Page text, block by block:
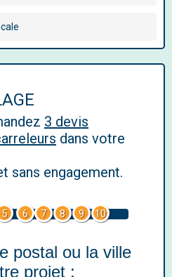
3 devis
dans votre
sans engagement.
5 6 7 8 9 10
postal ou la ville
projet :